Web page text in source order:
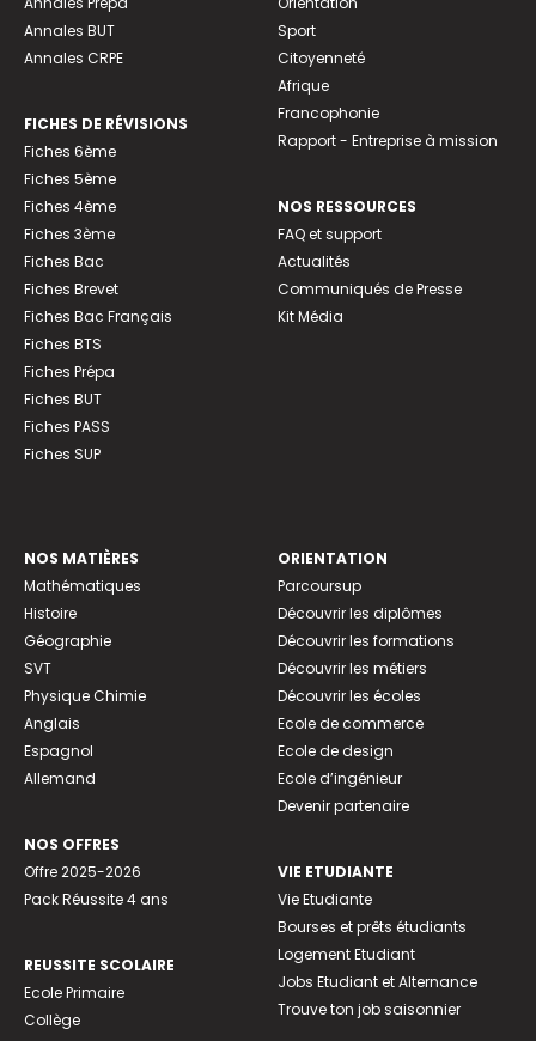
Annales BUT
Annales CRPE
FICHES DE RÉVISIONS
Fiches 6ème
Fiches 5ème
Fiches 4ème
Fiches 3ème
Fiches Bac
Fiches Brevet
Fiches Bac Français
Fiches BTS
Fiches Prépa
Fiches BUT
Fiches PASS
Fiches SUP
Sport
Citoyenneté
Afrique
Francophonie
Rapport - Entreprise à mission
NOS RESSOURCES
FAQ et support
Actualités
Communiqués de Presse
Kit Média
NOS MATIÈRES
Mathématiques
Histoire
Géographie
SVT
Physique Chimie
Anglais
Espagnol
Allemand
NOS OFFRES
Offre 2025-2026
Pack Réussite 4 ans
REUSSITE SCOLAIRE
Ecole Primaire
Collège
ORIENTATION
Parcoursup
Découvrir les diplômes
Découvrir les formations
Découvrir les métiers
Découvrir les écoles
Ecole de commerce
Ecole de design
Ecole d’ingénieur
Devenir partenaire
VIE ETUDIANTE
Vie Etudiante
Bourses et prêts étudiants
Logement Etudiant
Jobs Etudiant et Alternance
Trouve ton job saisonnier